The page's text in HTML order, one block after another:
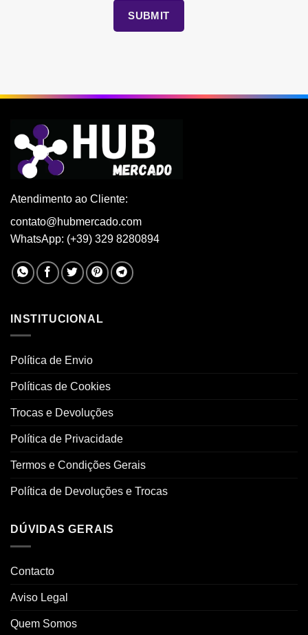
SUBMIT
Atendimento ao Cliente:
contato@hubmercado.com
WhatsApp: (+39) 329 8280894
INSTITUCIONAL
Política de Envio
Políticas de Cookies
Trocas e Devoluções
Política de Privacidade
Termos e Condições Gerais
Política de Devoluções e Trocas
DÚVIDAS GERAIS
Contacto
Aviso Legal
Quem Somos